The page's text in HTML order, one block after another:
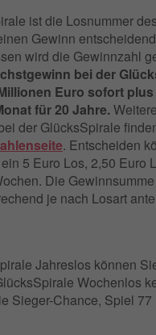
ist die Losnummer des
Gewinn
wird die Gewinnzahl
bei der
Euro sofort
für 20 Jahre.Weitere
der GlücksSpirale
. Entscheiden
5 Euro Los, 2,50 Euro
Die
je nach Losart
Jahreslos können
Wochenlos
Sieger-Chance, Spiel